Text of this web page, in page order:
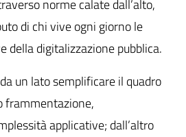
norme calate dall’alto,
di chi vive ogni giorno le
della digitalizzazione pubblica.
un lato semplificare il quadro
frammentazione,
applicative; dall’altro